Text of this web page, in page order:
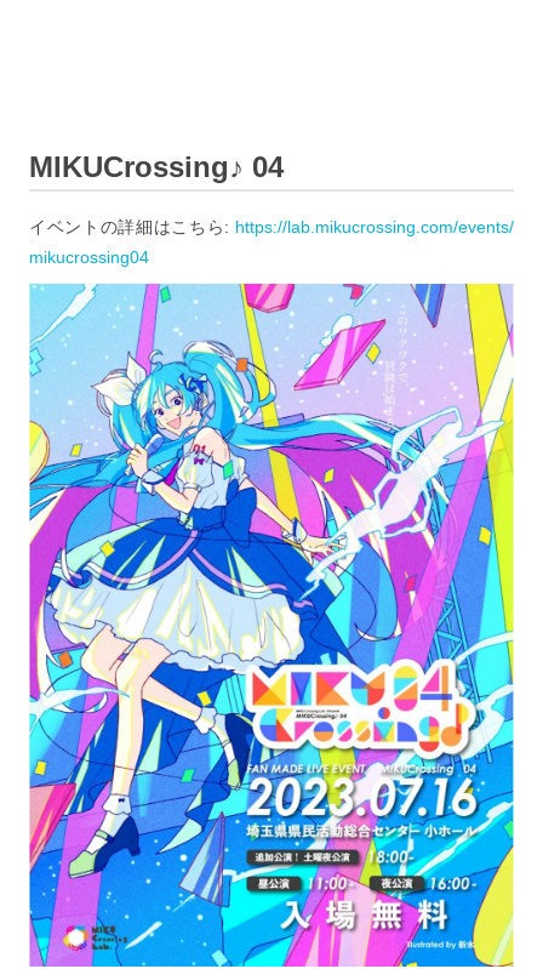
MIKUCrossing♪ 04
イベントの詳細はこちら: https://lab.mikucrossing.com/events/
mikucrossing04